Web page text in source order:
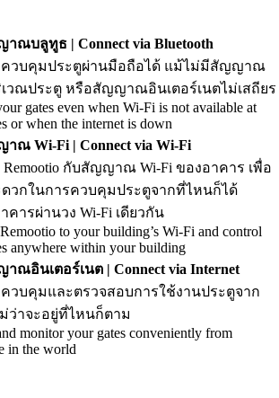
ณบลูทูธ | Connect via Bluetooth
ควบคุมประตูผ่านมือถือได้ แม้ไม่มีสัญญาณ
เวณประตู หรือสัญญาณอินเตอร์เนตไม่เสถียร
gates even when Wi-Fi is not available at
or when the internet is down
ณ Wi-Fi | Connect via Wi-Fi
Remootio กับสัญญาณ Wi-Fi ของอาคาร เพื่อ
วกในการควบคุมประตูจากที่ไหนก็ได้
คารผ่านวง Wi-Fi เดียวกัน
to your building’s Wi-Fi and control
anywhere within your building
ณอินเตอร์เนต | Connect via Internet
วบคุมและตรวจสอบการใช้งานประตูจาก
าจะอยู่ที่ไหนก็ตาม
monitor your gates conveniently from
in the world